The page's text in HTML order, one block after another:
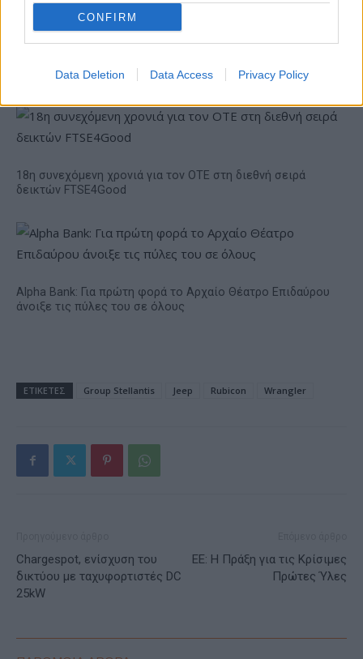
CONFIRM
Data Deletion Data Access Privacy Policy
συνεχίζουν μαζί: Ανανέωση
το 2028
18η συνεχόμενη χρονιά για τον ΟΤΕ στη διεθνή σειρά
δεικτών FTSE4Good
Alpha Bank: Για πρώτη φορά το Αρχαίο Θέατρο Επιδαύρου
άνοιξε τις πύλες του σε όλους
ΕΤΙΚΕΤΕΣ Group Stellantis Jeep Rubicon Wrangler
Chargespot, ενίσχυση του
δικτύου με ταχυφορτιστές DC
25kW
EE: Η Πράξη για τις Κρίσιμες
Πρώτες Ύλες